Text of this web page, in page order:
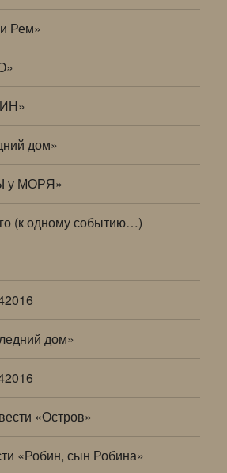
Рем»
дом»
у МОРЯ»
(к одному событию…)
дом»
«Остров»
«Робин, сын Робина»